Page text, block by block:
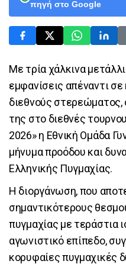
πηγή στο Google
Με τρία χάλκινα
εμφανίσεις απέναντι
διεθνούς
της στο διεθνές
2026» η Εθνική Ομάδα
μήνυμα προόδου και
Ελληνικής Πυγμαχίας.
Η διοργάνωση, που
σημαντικότερους
πυγμαχίας με τεράστια
αγωνιστικό επίπεδο,
κορυφαίες πυγμαχικές